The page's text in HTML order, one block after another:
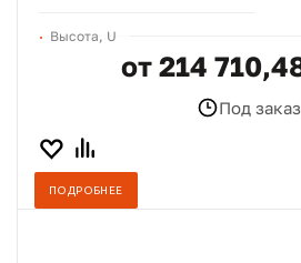
Высота, U
от 214
Под заказ
ПОДРОБНЕЕ